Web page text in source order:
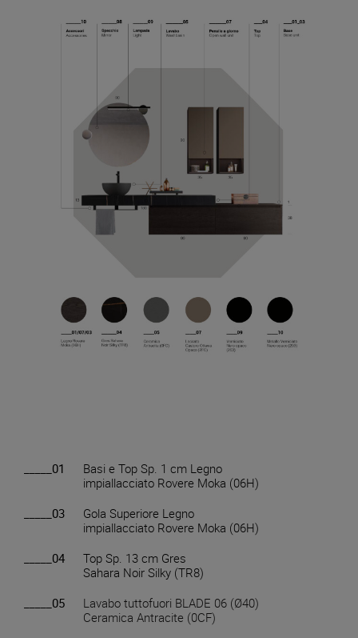
_____01
Basi e Top Sp. 1 cm Legno
impiallacciato Rovere Moka (06H)
_____03
Gola Superiore Legno
impiallacciato Rovere Moka (06H)
_____04
Top Sp. 13 cm Gres
Sahara Noir Silky (TR8)
_____05
Lavabo tuttofuori BLADE 06 (Ø40)
Ceramica Antracite (0CF)